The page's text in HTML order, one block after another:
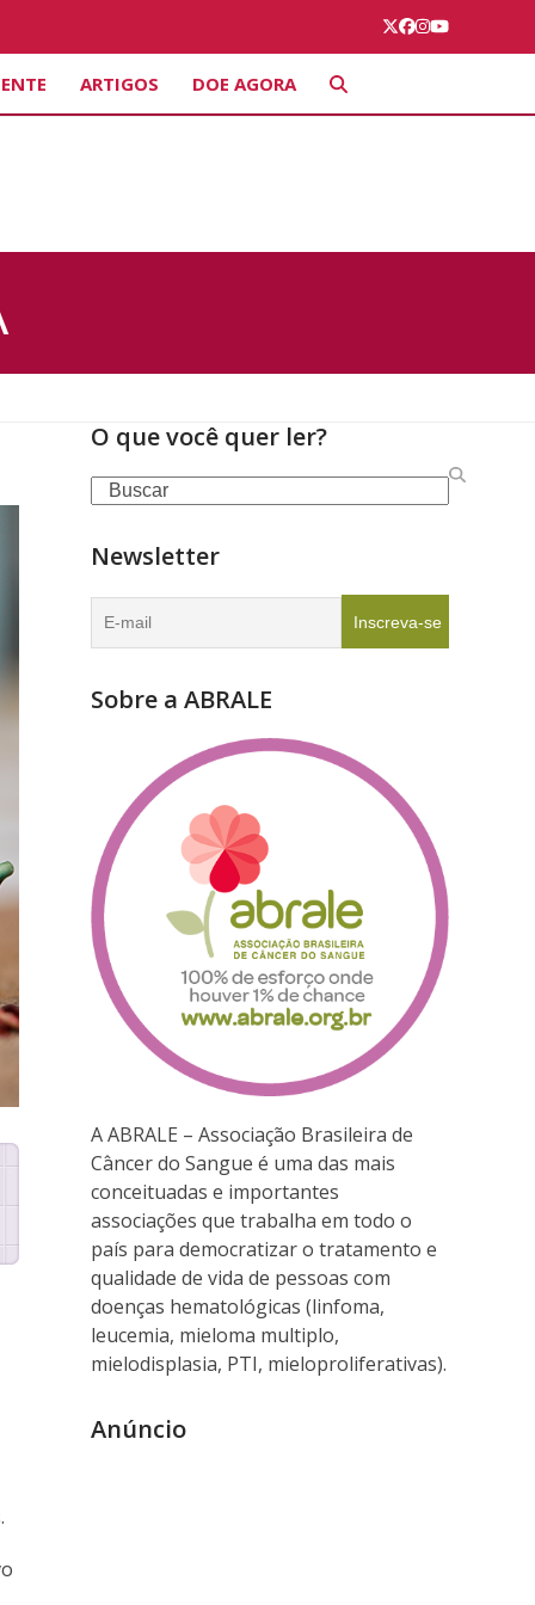
Twitter
Facebook
Instagram
YouTube
ARTIGOS DOE AGORA
O que você quer ler?
Search
Newsletter
Sobre a ABRALE
A ABRALE – Associação Brasileira de
Câncer do Sangue é uma das mais
conceituadas e importantes
associações que trabalha em todo o
país para democratizar o tratamento e
qualidade de vida de pessoas com
doenças hematológicas (linfoma,
leucemia, mieloma multiplo,
mielodisplasia, PTI, mieloproliferativas).
Anúncio